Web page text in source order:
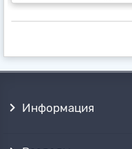
Информация